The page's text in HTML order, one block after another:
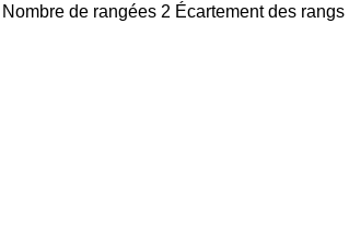
Nombre de rangées 2 Écartement des rangs